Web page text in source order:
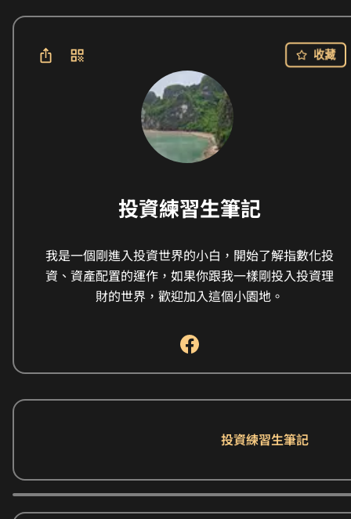
投資練習生筆記
我是一個剛進入投資世界的小白，開始了解指數化投
資、資產配置的運作，如果你跟我一樣剛投入投資理
財的世界，歡迎加入這個小園地。
收藏
投資練習生筆記